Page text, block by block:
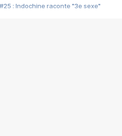
#25 : Indochine raconte "3e sexe"